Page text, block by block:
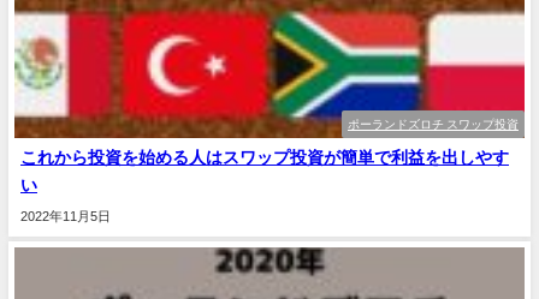
ポーランドズロチ スワップ投資
これから投資を始める人はスワップ投資が簡単で利益を出しやす
い
2022年11月5日